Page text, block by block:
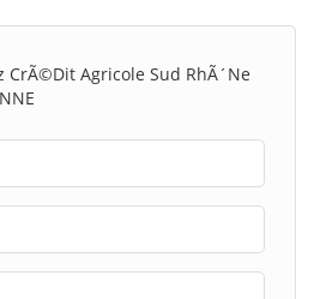
CrÃ©dit Agricole Sud RhÃ´ne